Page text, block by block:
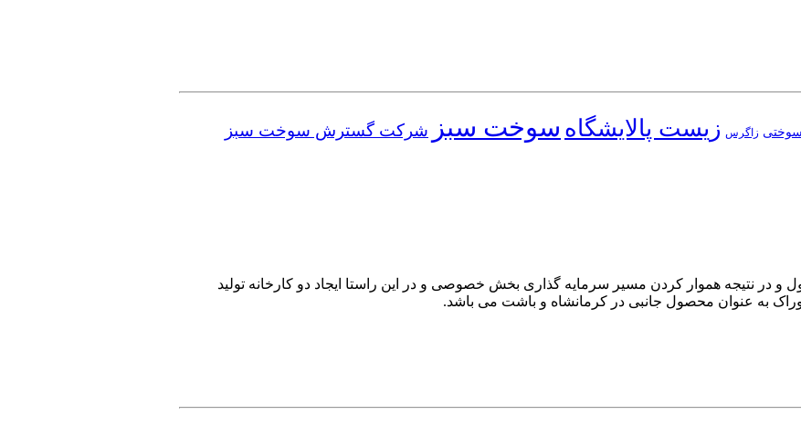
سوختی زاگرس زیست پالایشگاه سوخت سبز
شرکت گسترش سوخت سبز
و در نتیجه هموار کردن مسیر سرمایه گذاری بخش خصوصی و در این راستا ایجاد دو کارخانه تولید
به عنوان محصول جانبی در کرمانشاه و باشت می باشد.